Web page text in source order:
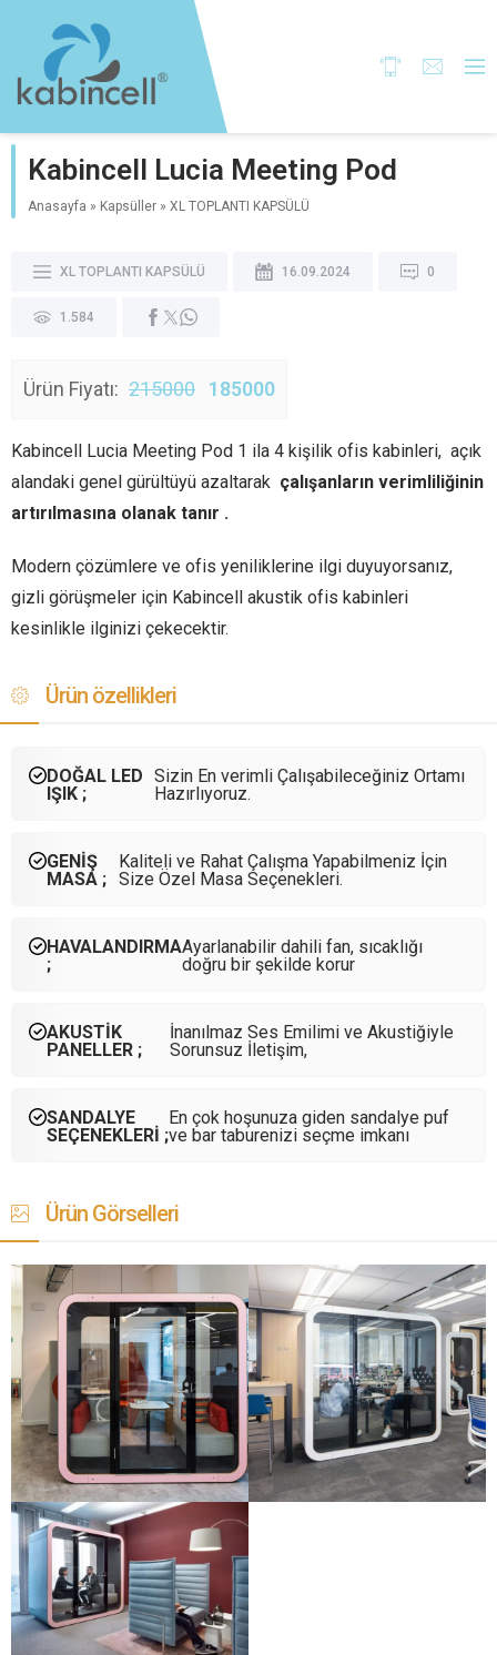
Kabincell Lucia Meeting Pod
Anasayfa » Kapsüller » XL TOPLANTI KAPSÜLÜ
XL TOPLANTI KAPSÜLÜ 16.09.2024 0
1.584
Ürün Fiyatı: 215000 185000
Kabincell Lucia Meeting Pod 1 ila 4 kişilik ofis kabinleri, açık
alandaki genel gürültüyü azaltarak çalışanların verimliliğinin
artırılmasına olanak tanır .
Modern çözümlere ve ofis yeniliklerine ilgi duyuyorsanız,
gizli görüşmeler için Kabincell akustik ofis kabinleri
kesinlikle ilginizi çekecektir.
Ürün özellikleri
DOĞAL LED
IŞIK ;
Sizin En verimli Çalışabileceğiniz Ortamı
Hazırlıyoruz.
GENİŞ
MASA ;
Kaliteli ve Rahat Çalışma Yapabilmeniz İçin
Size Özel Masa Seçenekleri.
HAVALANDIRMA
;
Ayarlanabilir dahili fan, sıcaklığı
doğru bir şekilde korur
AKUSTİK
PANELLER ;
İnanılmaz Ses Emilimi ve Akustiğiyle
Sorunsuz İletişim,
SANDALYE
SEÇENEKLERİ ;
En çok hoşunuza giden sandalye puf
ve bar taburenizi seçme imkanı
Ürün Görselleri